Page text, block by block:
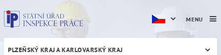
PLZEŇSKÝ KRAJ A KARLOVARSKÝ KRAJ
MENU